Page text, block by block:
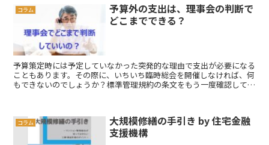
コラム
予算外の支出は、理事会の判断で
どこまでできる？
予算策定時には予定していなかった突発的な理由で支出が必要になる
こともあります。その際に、いちいち臨時総会を開催しなければ、何
もできないのでしょうか？標準管理規約の条文をもう一度確認して改
コラム
大規模修繕の手引き by 住宅金融
支援機構